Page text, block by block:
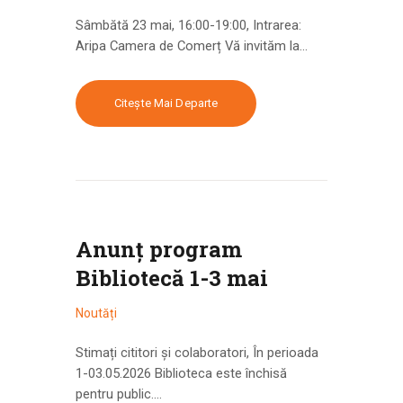
Sâmbătă 23 mai, 16:00-19:00, Intrarea:
Aripa Camera de Comerț Vă invităm la…
Citește Mai Departe
Anunț program
Bibliotecă 1-3 mai
Noutăți
Stimați cititori și colaboratori, În perioada
1-03.05.2026 Biblioteca este închisă
pentru public.…